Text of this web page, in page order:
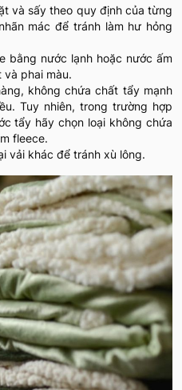
và sấy theo quy định của từng
mác để tránh làm hư hỏng
bằng nước lạnh hoặc nước ấm
và phai màu.
không chứa chất tẩy mạnh
Tuy nhiên, trong trường hợp
tẩy hãy chọn loại không chứa
fleece.
vải khác để tránh xù lông.